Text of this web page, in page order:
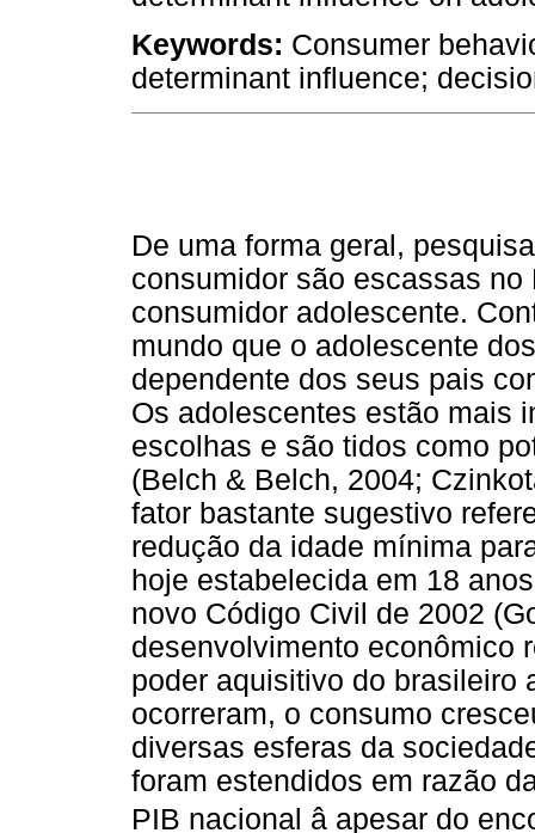
Keywords: Consumer
determinant influence;
De uma forma geral,
consumidor são escassas
consumidor adolescente.
mundo que o adolescente
dependente dos seus pais
Os adolescentes estão mais
escolhas e são tidos como
(Belch & Belch, 2004;
fator bastante sugestivo
redução da idade mínima
hoje estabelecida em 18
novo Código Civil de 2002
desenvolvimento econômico
poder aquisitivo do brasileiro
ocorreram, o consumo
diversas esferas da
foram estendidos em razão
PIB nacional â apesar do